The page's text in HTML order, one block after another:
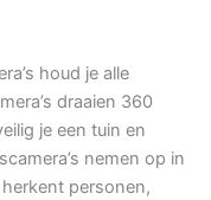
houd je alle
draaien 360
je een tuin en
nemen op in
personen,